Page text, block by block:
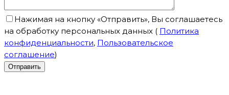
Нажимая на кнопку «Отправить», Вы соглашаетесь
на обработку персональных данных ( Политика
конфиденциальности, Пользовательское
соглашение)